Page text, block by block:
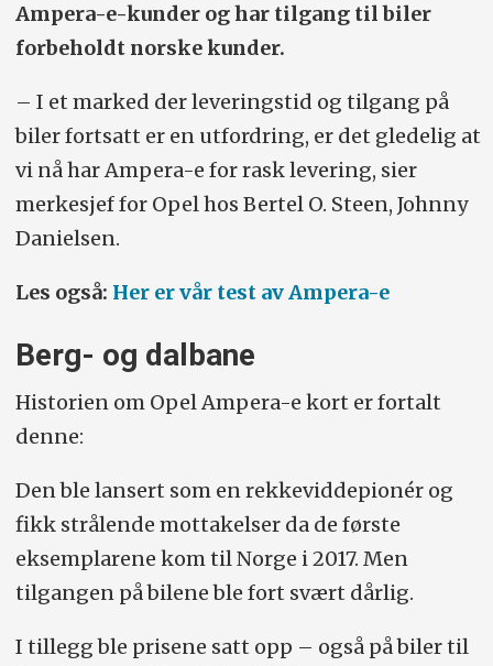
Ampera-e-kunder og har tilgang til biler
forbeholdt norske kunder.
– I et marked der leveringstid og tilgang på
biler fortsatt er en utfordring, er det gledelig at
vi nå har Ampera-e for rask levering, sier
merkesjef for Opel hos Bertel O. Steen, Johnny
Danielsen.
Les også: Her er vår test av Ampera-e
Berg- og dalbane
Historien om Opel Ampera-e kort er fortalt
denne:
Den ble lansert som en rekkeviddepionér og
fikk strålende mottakelser da de første
eksemplarene kom til Norge i 2017. Men
tilgangen på bilene ble fort svært dårlig.
I tillegg ble prisene satt opp – også på biler til